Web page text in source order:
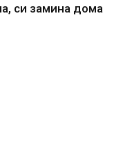
си замина дома